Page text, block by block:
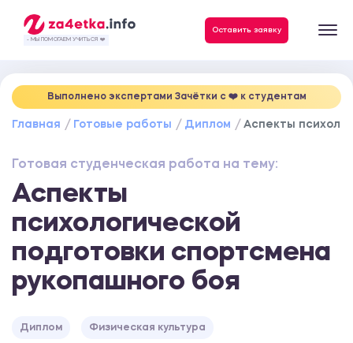
- МЫ ПОМОГАЕМ УЧИТЬСЯ ❤️
Оставить заявку
Выполнено экспертами Зачётки c ❤️ к студентам
Главная Готовые работы Диплом Аспекты
Готовая студенческая работа на тему:
Аспекты
психологической
подготовки спортсмена
рукопашного боя
Диплом Физическая культура